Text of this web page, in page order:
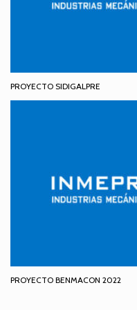
PROYECTO SIDIGALPRE
PROYECTO BENMACON 2022